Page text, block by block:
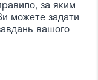
за яким
можете задати
вашого